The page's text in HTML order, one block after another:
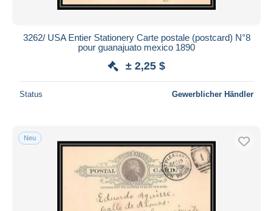
3262/ USA Entier Stationery Carte postale (postcard) N°8
pour guanajuato mexico 1890
± 2,25 $
Status Gewerblicher Händler
Neu